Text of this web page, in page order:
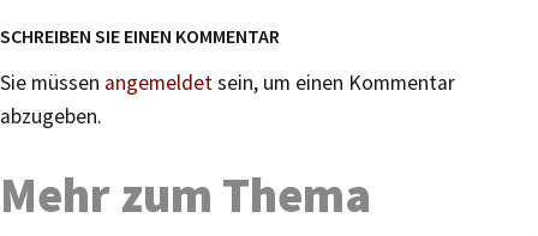
SCHREIBEN SIE EINEN KOMMENTAR
Sie müssen angemeldetsein, um einen Kommentar
abzugeben.
Mehr zum Thema